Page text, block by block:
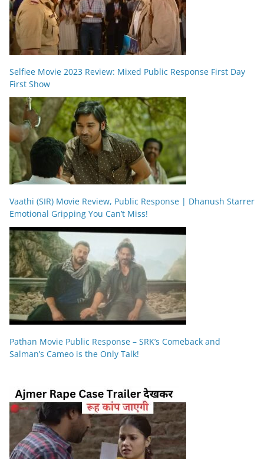
Selfiee Movie 2023 Review: Mixed Public Response First Day
First Show
Vaathi (SIR) Movie Review, Public Response | Dhanush Starrer
Emotional Gripping You Can’t Miss!
Pathan Movie Public Response – SRK’s Comeback and
Salman’s Cameo is the Only Talk!